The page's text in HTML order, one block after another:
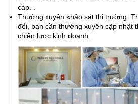
cáp. .
Thường xuyên khảo sát thị trường:
đổi, bạn cần thường xuyên cập nhật
chiến lược kinh doanh.